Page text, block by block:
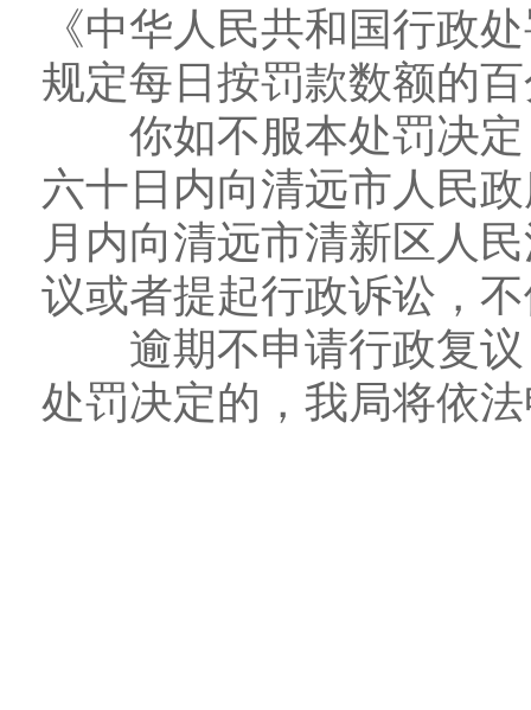
《中华人民共和国行政
规定每日按罚款数额的
你如不服本处罚决定
六十日内向清远市人民
月内向清远市清新区人
议或者提起行政诉讼，
逾期不申请行政复议
处罚决定的，我局将依